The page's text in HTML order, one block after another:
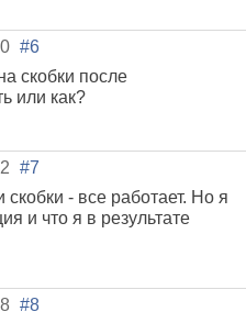
#6
скобки после
или как?
#7
скобки - все работает. Но я
и что я в результате
#8